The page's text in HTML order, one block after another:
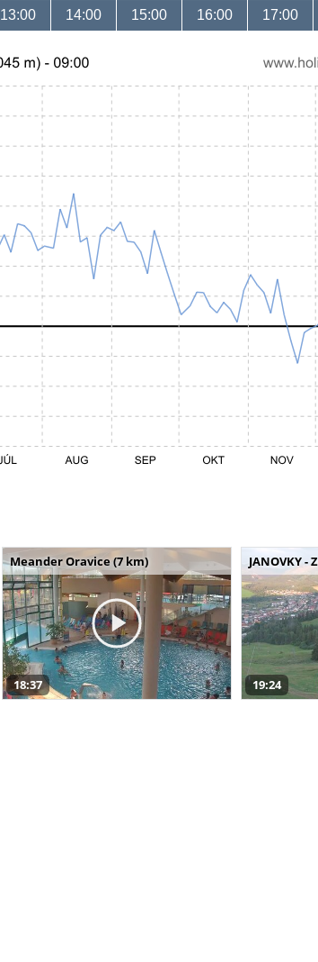
13:00 14:00 15:00 16:00 17:00
Meander Oravice (7 km)
18:37
JANOVKY -
19:24